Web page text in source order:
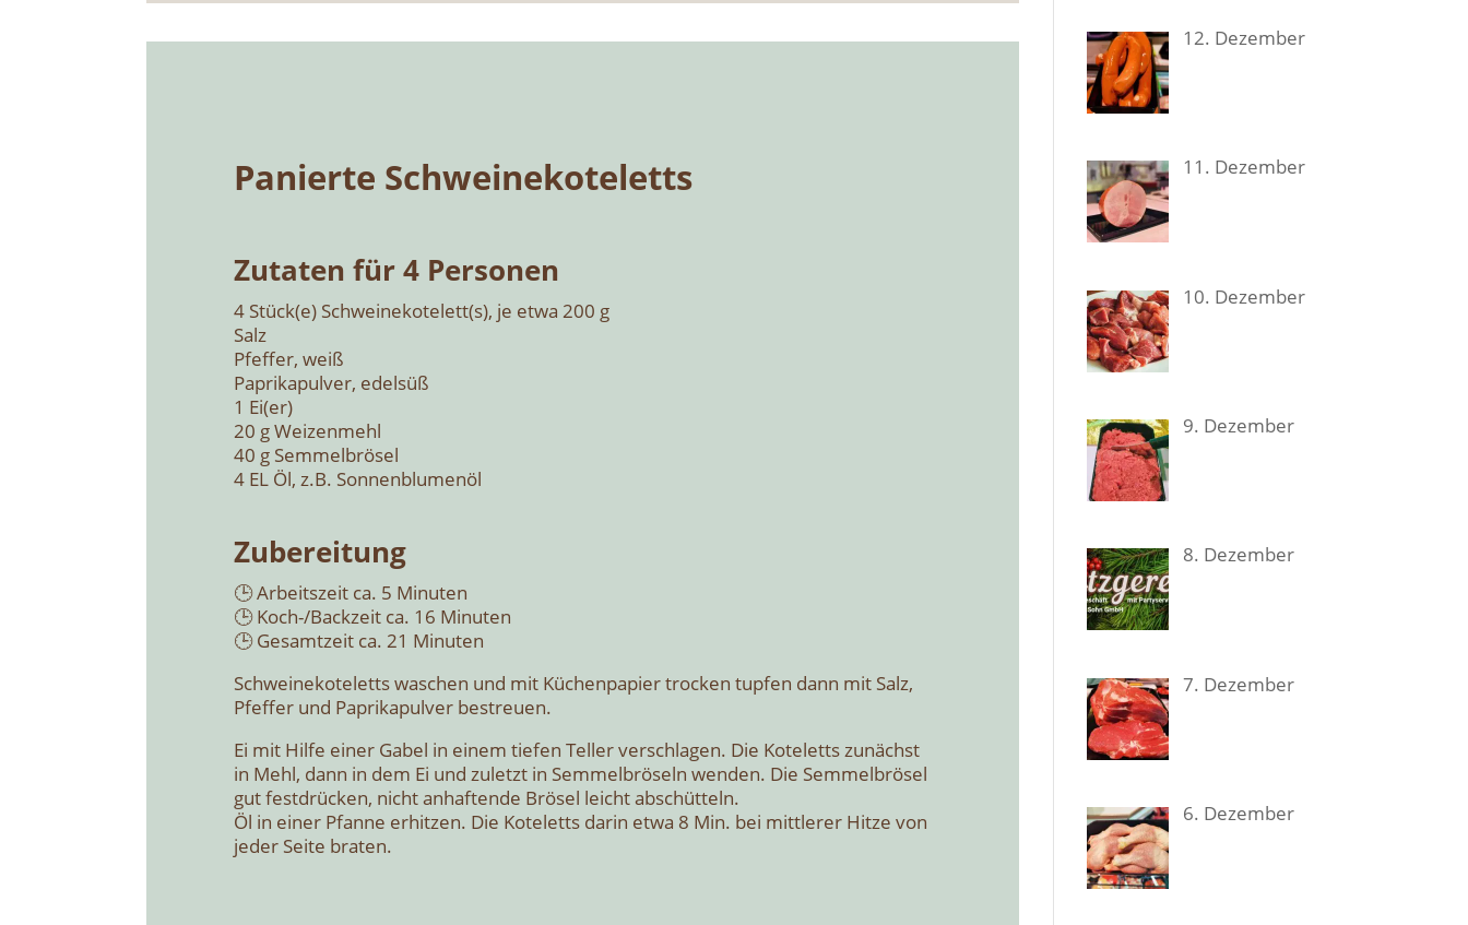
Panier­te Schwei­ne­ko­te­letts
Zuta­ten für 4 Per­so­nen
4 Stück(e) Schweinekotelett(s), je etwa 200 g
Salz
Pfef­fer, weiß
Papri­ka­pul­ver, edel­süß
1 Ei(er)
20 g Wei­zen­mehl
40 g Sem­mel­brö­sel
4 EL Öl, z.B. Son­nen­blu­men­öl
Zube­rei­tung
🕒 Arbeits­zeit ca. 5 Minu­ten
🕒 Koch-/Back­zeit ca. 16 Minu­ten
🕒 Gesamt­zeit ca. 21 Minu­ten
Schwei­ne­ko­te­letts waschen und mit Küchen­pa­pier tro­cken tup­fen dann mit Salz,
Pfef­fer und Papri­ka­pul­ver bestreu­en.
Ei mit Hil­fe einer Gabel in einem tie­fen Tel­ler ver­schla­gen. Die Kote­letts zunächst
in Mehl, dann in dem Ei und zuletzt in Sem­mel­brö­seln wen­den. Die Sem­mel­brö­sel
gut fest­drü­cken, nicht anhaf­ten­de Brö­sel leicht abschüt­teln.
Öl in einer Pfan­ne erhit­zen. Die Kote­letts dar­in etwa 8 Min. bei mitt­le­rer Hit­ze von
jeder Sei­te bra­ten.
12. Dezem­ber
11. Dezem­ber
10. Dezem­ber
9. Dezem­ber
8. Dezem­ber
7. Dezem­ber
6. Dezem­ber